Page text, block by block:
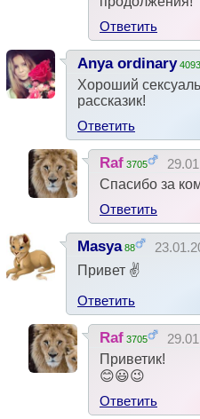
Ответить
Anya ordinary 4093
Хороший
рассказик!
Ответить
Raf 3705
Спасибо за
Ответить
Masya 88
Привет ✌
Ответить
Raf 3705
Приветик!
😊😃😉
Ответить